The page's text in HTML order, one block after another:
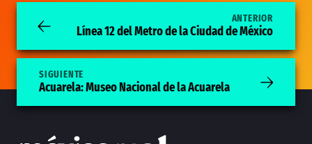
ANTERIOR
Línea 12 del Metro de la Ciudad de México
SIGUIENTE
Acuarela: Museo Nacional de la Acuarela